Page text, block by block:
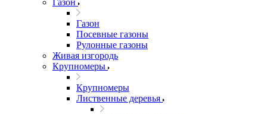
Газон
Газон
Посевные газоны
Рулонные газоны
Живая изгородь
Крупномеры
Крупномеры
Лиственные деревья